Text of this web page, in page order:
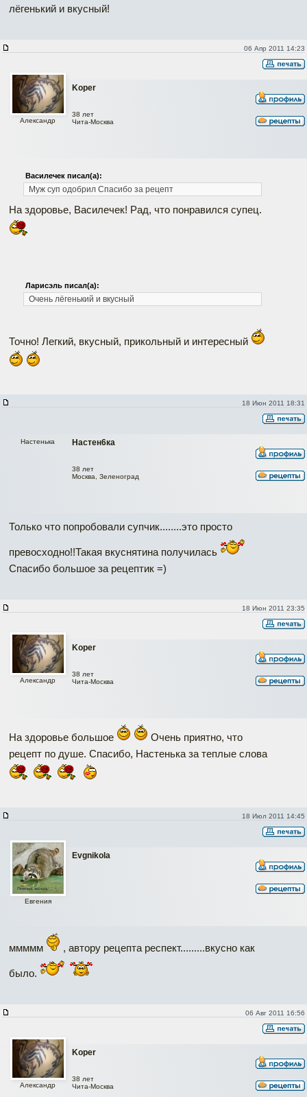
лёгенький и вкусный!
06 Апр 2011 14:23
Koper
Александр
38 лет
Чита-Москва
Василечек писал(а):
Муж суп одобрил Спасибо за рецепт
На здоровье, Василечек! Рад, что понравился супец.
Ларисэль писал(а):
Очень лёгенький и вкусный
Точно! Легкий, вкусный, прикольный и интересный
18 Июн 2011 18:31
Настен6ка
Настенька
38 лет
Москва, Зеленоград
Только что попробовали супчик........это просто
превосходно!!Такая вкуснятина получилась
Спасибо большое за рецептик =)
18 Июн 2011 23:35
Koper
Александр
38 лет
Чита-Москва
На здоровье большое
Очень приятно, что
рецепт по душе. Спасибо, Настенька за теплые слова
18 Июл 2011 14:45
Evgnikola
Евгения
ммммм , автору рецепта респект.........вкусно как
было.
06 Авг 2011 16:56
Koper
Александр
38 лет
Чита-Москва